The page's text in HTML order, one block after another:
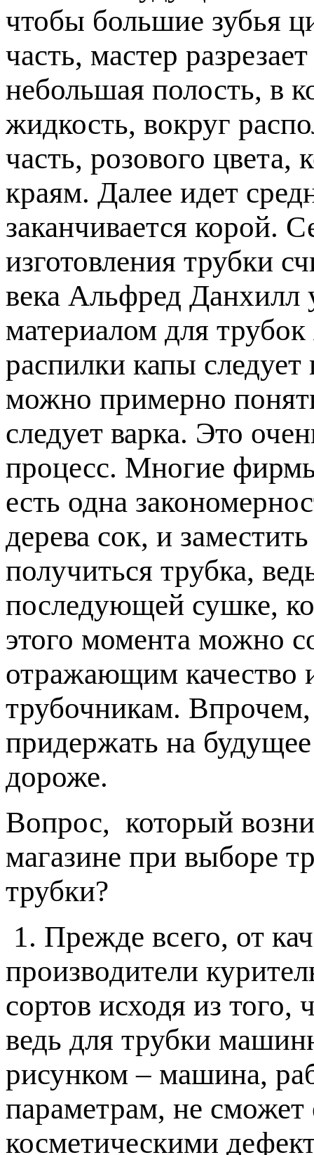
чтобы большие зубья
часть, мастер
небольшая полость, в
жидкость, вокруг
часть, розового цвета,
краям. Далее идет
заканчивается корой.
изготовления трубки
века Альфред Данхилл
материалом для
распилки капы
можно примерно
следует варка. Это
процесс. Многие
есть одна
дерева сок, и
получиться трубка,
последующей сушке,
этого момента можно
отражающим качество
трубочникам.
придержать на
дороже.
Вопрос, который
магазине при выборе
трубки?
1. Прежде всего, от
производители
сортов исходя из
ведь для трубки
рисунком – машина,
параметрам, не сможет
косметическими